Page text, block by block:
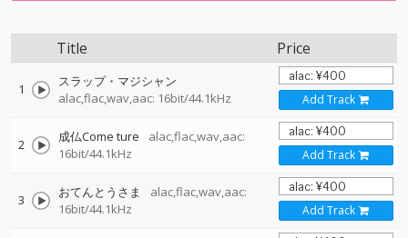
Title Price
1
スラップ・マジシャン
alac,flac,wav,aac: 16bit/44.1kHz
Add Track
2 成仏Come ture
alac,flac,wav,aac:
16bit/44.1kHz
Add Track
3 おてんとうさま
alac,flac,wav,aac:
16bit/44.1kHz
Add Track